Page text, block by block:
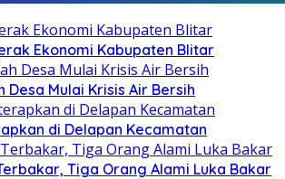
Ekonomi Kabupaten Blitar
Mulai Krisis Air Bersih
di Delapan Kecamatan
Tiga Orang Alami Luka Bakar